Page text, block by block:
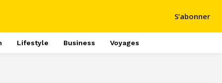
S’abonner
Lifestyle Business Voyages